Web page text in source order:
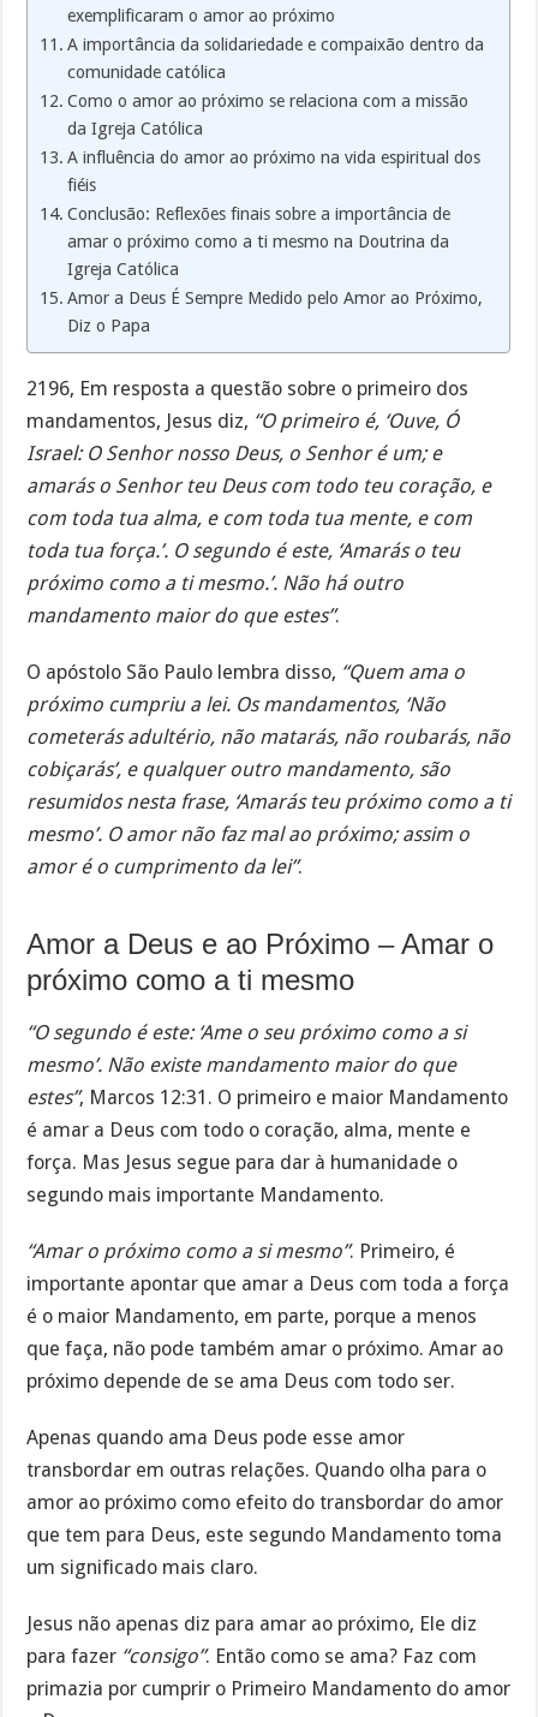
exemplificaram o amor ao próximo
A importância da solidariedade e compaixão dentro da
comunidade católica
Como o amor ao próximo se relaciona com a missão
da Igreja Católica
A influência do amor ao próximo na vida espiritual dos
fiéis
Conclusão: Reflexões finais sobre a importância de
amar o próximo como a ti mesmo na Doutrina da
Igreja Católica
Amor a Deus É Sempre Medido pelo Amor ao Próximo,
Diz o Papa
2196, Em resposta a questão sobre o primeiro dos
mandamentos, Jesus diz, “O primeiro é, ‘Ouve, Ó
Israel: O Senhor nosso Deus, o Senhor é um; e
amarás o Senhor teu Deus com todo teu coração, e
com toda tua alma, e com toda tua mente, e com
toda tua força.’. O segundo é este, ‘Amarás o teu
próximo como a ti mesmo.’. Não há outro
mandamento maior do que estes”.
O apóstolo São Paulo lembra disso, “Quem ama o
próximo cumpriu a lei. Os mandamentos, ‘Não
cometerás adultério, não matarás, não roubarás, não
cobiçarás’, e qualquer outro mandamento, são
resumidos nesta frase, ‘Amarás teu próximo como a ti
mesmo’. O amor não faz mal ao próximo; assim o
amor é o cumprimento da lei”.
Amor a Deus e ao Próximo – Amar o
próximo como a ti mesmo
“O segundo é este: ‘Ame o seu próximo como a si
mesmo’. Não existe mandamento maior do que
estes”, Marcos 12:31. O primeiro e maior Mandamento
é amar a Deus com todo o coração, alma, mente e
força. Mas Jesus segue para dar à humanidade o
segundo mais importante Mandamento.
“Amar o próximo como a si mesmo”. Primeiro, é
importante apontar que amar a Deus com toda a força
é o maior Mandamento, em parte, porque a menos
que faça, não pode também amar o próximo. Amar ao
próximo depende de se ama Deus com todo ser.
Apenas quando ama Deus pode esse amor
transbordar em outras relações. Quando olha para o
amor ao próximo como efeito do transbordar do amor
que tem para Deus, este segundo Mandamento toma
um significado mais claro.
Jesus não apenas diz para amar ao próximo, Ele diz
para fazer “consigo”. Então como se ama? Faz com
primazia por cumprir o Primeiro Mandamento do amor